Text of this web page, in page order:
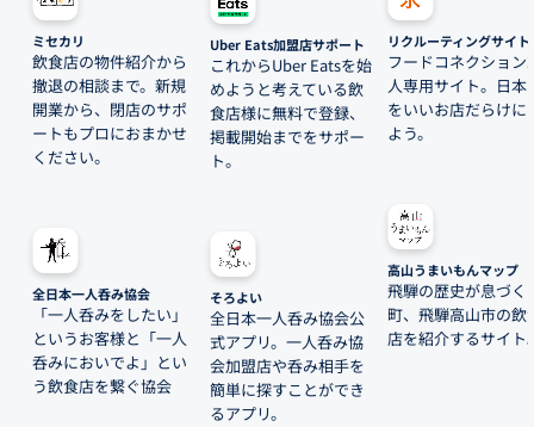
ミセカリ
飲食店の物件紹介から
撤退の相談まで。新規
開業から、閉店のサポ
ートもプロにおまかせ
ください。
全日本一人呑み協会
「一人呑みをしたい」
というお客様と「一人
呑みにおいでよ」とい
う飲食店を繋ぐ協会
Uber Eats加盟店サポート
これからUber Eatsを始
めようと考えている飲
食店様に無料で登録、
掲載開始までをサポー
ト。
そろよい
全日本一人呑み協会公
式アプリ。一人呑み協
会加盟店や呑み相手を
簡単に探すことができ
るアプリ。
リクルーティングサイト
フードコネクション
人専用サイト。日本
をいいお店だらけに
よう。
高山うまいもんマップ
飛騨の歴史が息づく
町、飛騨高山市の飲
店を紹介するサイト